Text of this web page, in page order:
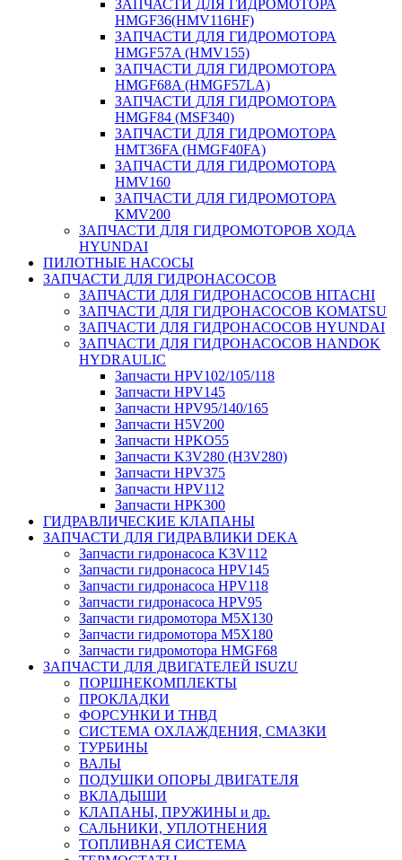
ЗАПЧАСТИ ДЛЯ ГИДРОМОТОРА
HMGF36(HMV116HF)
ЗАПЧАСТИ ДЛЯ ГИДРОМОТОРА
HMGF57A (HMV155)
ЗАПЧАСТИ ДЛЯ ГИДРОМОТОРА
HMGF68A (HMGF57LA)
ЗАПЧАСТИ ДЛЯ ГИДРОМОТОРА
HMGF84 (MSF340)
ЗАПЧАСТИ ДЛЯ ГИДРОМОТОРА
HMT36FA (HMGF40FA)
ЗАПЧАСТИ ДЛЯ ГИДРОМОТОРА
HMV160
ЗАПЧАСТИ ДЛЯ ГИДРОМОТОРА
KMV200
ЗАПЧАСТИ ДЛЯ ГИДРОМОТОРОВ ХОДА
HYUNDAI
ПИЛОТНЫЕ НАСОСЫ
ЗАПЧАСТИ ДЛЯ ГИДРОНАСОСОВ
ЗАПЧАСТИ ДЛЯ ГИДРОНАСОСОВ HITACHI
ЗАПЧАСТИ ДЛЯ ГИДРОНАСОСОВ KOMATSU
ЗАПЧАСТИ ДЛЯ ГИДРОНАСОСОВ HYUNDAI
ЗАПЧАСТИ ДЛЯ ГИДРОНАСОСОВ HANDOK
HYDRAULIC
Запчасти HPV102/105/118
Запчасти HPV145
Запчасти HPV95/140/165
Запчасти H5V200
Запчасти HPKO55
Запчасти K3V280 (H3V280)
Запчасти HPV375
Запчасти HPV112
Запчасти HPK300
ГИДРАВЛИЧЕСКИЕ КЛАПАНЫ
ЗАПЧАСТИ ДЛЯ ГИДРАВЛИКИ DEKA
Запчасти гидронасоса K3V112
Запчасти гидронасоса HPV145
Запчасти гидронасоса HPV118
Запчасти гидронасоса HPV95
Запчасти гидромотора M5X130
Запчасти гидромотора M5X180
Запчасти гидромотора HMGF68
ЗАПЧАСТИ ДЛЯ ДВИГАТЕЛЕЙ ISUZU
ПОРШНЕКОМПЛЕКТЫ
ПРОКЛАДКИ
ФОРСУНКИ И ТНВД
СИСТЕМА ОХЛАЖДЕНИЯ, СМАЗКИ
ТУРБИНЫ
ВАЛЫ
ПОДУШКИ ОПОРЫ ДВИГАТЕЛЯ
ВКЛАДЫШИ
КЛАПАНЫ, ПРУЖИНЫ и др.
САЛЬНИКИ, УПЛОТНЕНИЯ
ТОПЛИВНАЯ СИСТЕМА